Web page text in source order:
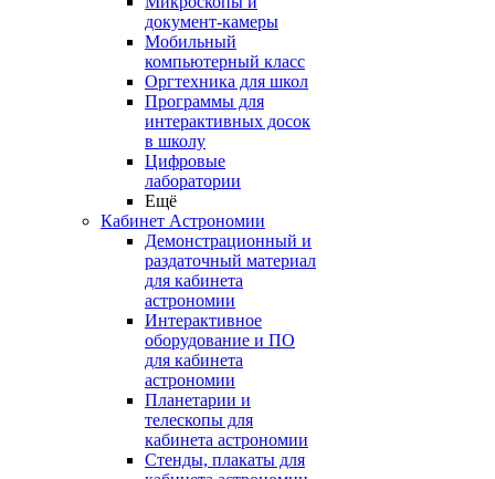
документ-камеры
Мобильный
компьютерный класс
Оргтехника для школ
Программы для
интерактивных досок
в школу
Цифровые
лаборатории
Ещё
Кабинет Астрономии
Демонстрационный и
раздаточный материал
для кабинета
астрономии
Интерактивное
оборудование и ПО
для кабинета
астрономии
Планетарии и
телескопы для
кабинета астрономии
Стенды, плакаты для